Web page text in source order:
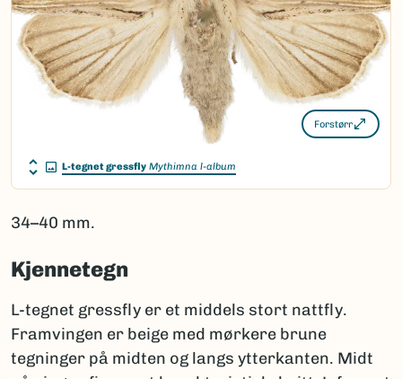
Forstørr
L-tegnet gressfly Mythimna l-album
34–40 mm.
Kjennetegn
L-tegnet gressfly er et middels stort nattfly.
Framvingen er beige med mørkere brune
tegninger på midten og langs ytterkanten. Midt